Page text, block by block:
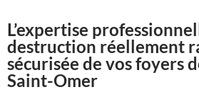
L’expertise
destruction réellement
sécurisée de vos foyers
Saint-Omer